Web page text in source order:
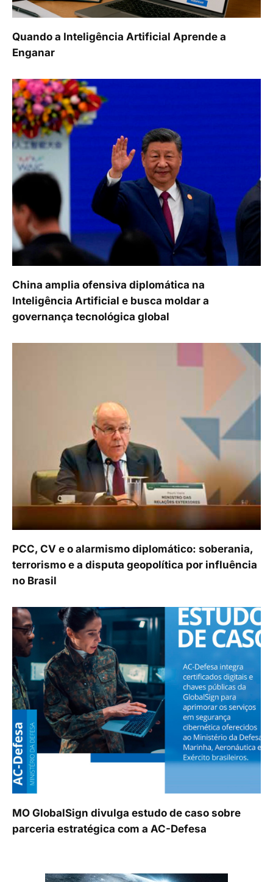
Quando a Inteligência Artificial Aprende a
Enganar
China amplia ofensiva diplomática na
Inteligência Artificial e busca moldar a
governança tecnológica global
PCC, CV e o alarmismo diplomático: soberania,
terrorismo e a disputa geopolítica por influência
no Brasil
MO GlobalSign divulga estudo de caso sobre
parceria estratégica com a AC-Defesa